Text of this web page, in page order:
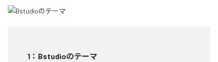
1 ： Bstudioのテーマ